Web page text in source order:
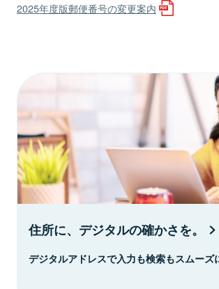
2025年度版郵便番号の変更案内
住所に、デジタルの確かさを。
デジタルアドレスで入力も検索もスムーズ